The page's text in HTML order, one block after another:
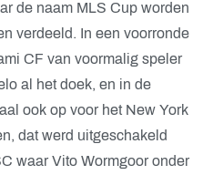
de naam MLS Cup worden
verdeeld. In een voorronde
CF van voormalig speler
al het doek, en in de
ook op voor het New York
dat werd uitgeschakeld
waar Vito Wormgoor onder